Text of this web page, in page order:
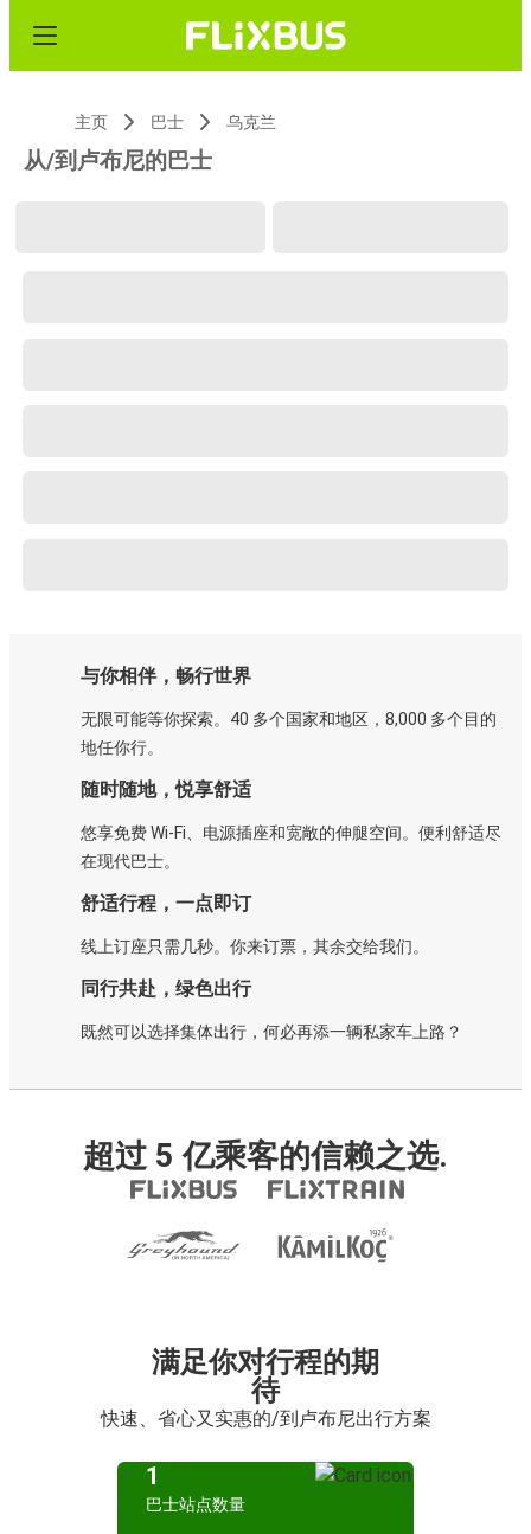
主页 巴士 乌克兰
从/到卢布尼的巴士
与你相伴，畅行世界
无限可能等你探索。40 多个国家和地区，8,000 多个目的
地任你行。
随时随地，悦享舒适
悠享免费 Wi-Fi、电源插座和宽敞的伸腿空间。便利舒适尽
在现代巴士。
舒适行程，一点即订
线上订座只需几秒。你来订票，其余交给我们。
同行共赴，绿色出行
既然可以选择集体出行，何必再添一辆私家车上路？
超过 5 亿乘客的信赖之选.
满足你对行程的期
待
快速、省心又实惠的/到卢布尼出行方案
1
巴士站点数量